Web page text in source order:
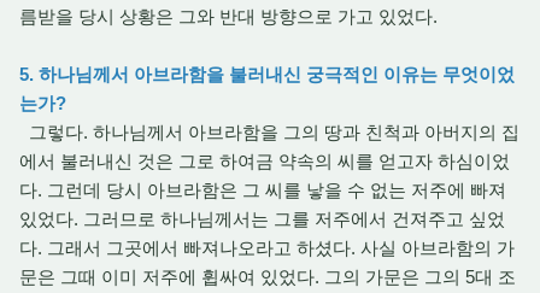
름받을 당시 상황은 그와 반대 방향으로 가고 있었다.
5. 하나님께서 아브라함을 불러내신 궁극적인 이유는 무엇이었
는가?
그렇다. 하나님께서 아브라함을 그의 땅과 친척과 아버지의 집
에서 불러내신 것은 그로 하여금 약속의 씨를 얻고자 하심이었
다. 그런데 당시 아브라함은 그 씨를 낳을 수 없는 저주에 빠져
있었다. 그러므로 하나님께서는 그를 저주에서 건져주고 싶었
다. 그래서 그곳에서 빠져나오라고 하셨다. 사실 아브라함의 가
문은 그때 이미 저주에 휩싸여 있었다. 그의 가문은 그의 5대 조